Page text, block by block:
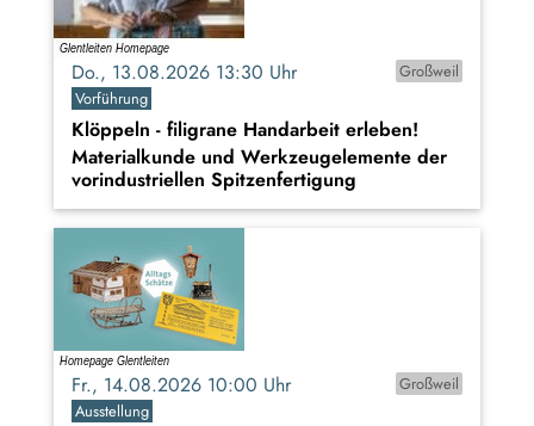
Do., 13.08.2026 13:30 Uhr
Großweil
Vorführung
Klöppeln - filigrane Handarbeit erleben!
Materialkunde und Werkzeugelemente der
vorindustriellen Spitzenfertigung
Fr., 14.08.2026 10:00 Uhr
Großweil
Ausstellung